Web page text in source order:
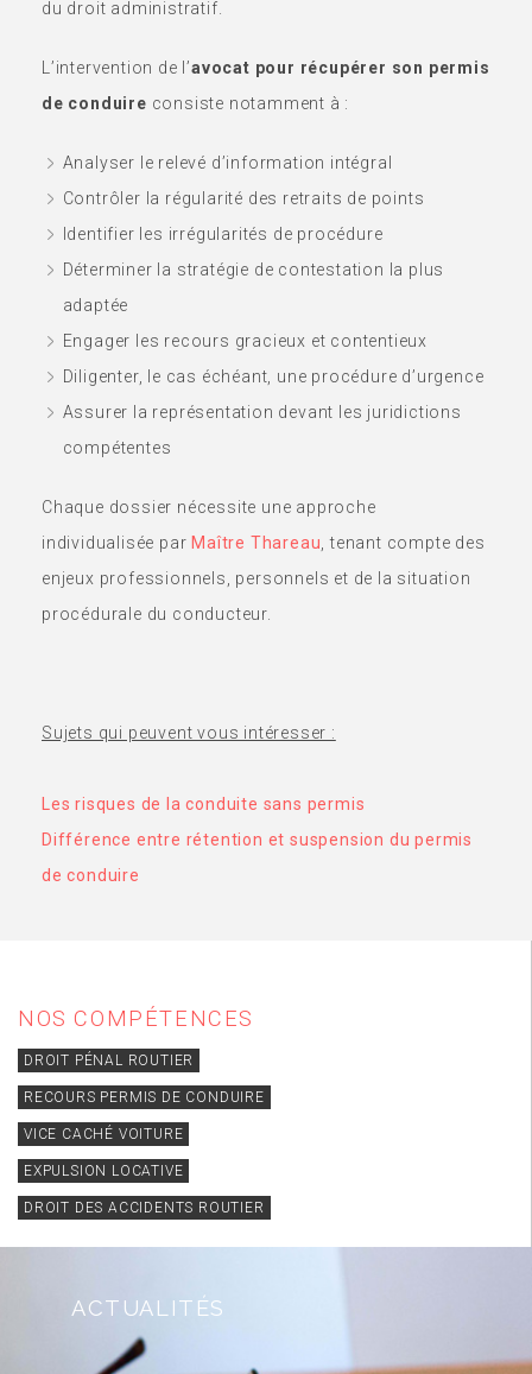
du droit administratif.
L’intervention de l’avocat pour récupérer son permis
de conduire consiste notamment à :
Analyser le relevé d’information intégral
Contrôler la régularité des retraits de points
Identifier les irrégularités de procédure
Déterminer la stratégie de contestation la plus
adaptée
Engager les recours gracieux et contentieux
Diligenter, le cas échéant, une procédure d’urgence
Assurer la représentation devant les juridictions
compétentes
Chaque dossier nécessite une approche
individualisée par Maître Thareau , tenant compte des
enjeux professionnels, personnels et de la situation
procédurale du conducteur.
Sujets qui peuvent vous intéresser :
Les risques de la conduite sans permis
Différence entre rétention et suspension du permis
de conduire
NOS COMPÉTENCES
DROIT PÉNAL ROUTIER
RECOURS PERMIS DE CONDUIRE
VICE CACHÉ VOITURE
EXPULSION LOCATIVE
DROIT DES ACCIDENTS ROUTIER
ACTUALITÉS